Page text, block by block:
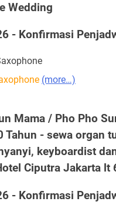
Wedding
- Konfirmasi
(more…)
Mama / Pho Pho
Tahun - sewa organ
keyboardist
Ciputra Jakarta lt
- Konfirmasi